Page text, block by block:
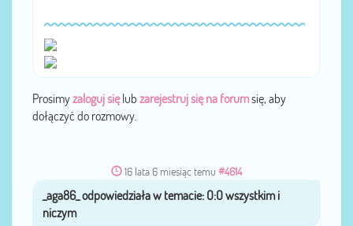
Prosimyzaloguj sięlub zarejestruj się na forumsię, aby
dołączyć do rozmowy.
16 lata 6 miesiąc temu #4614
przez _aga86_